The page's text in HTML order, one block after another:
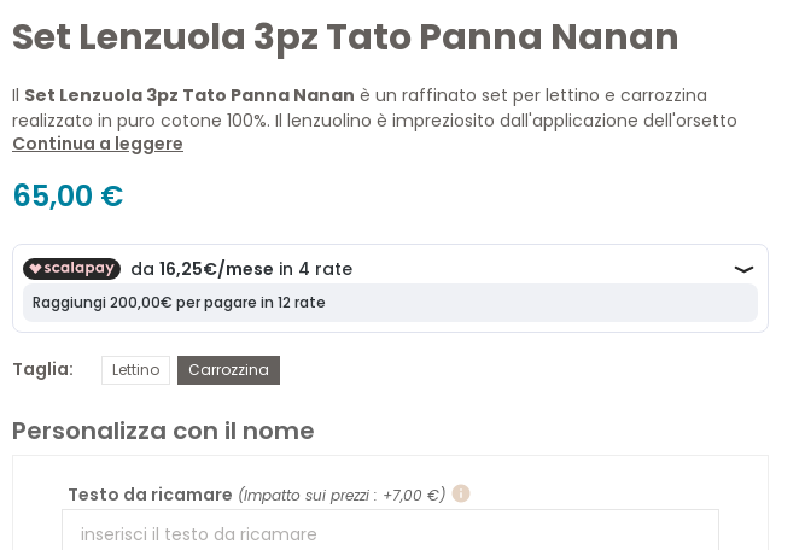
Set Lenzuola 3pz Tato Panna Nanan
Il Set Lenzuola 3pz Tato Panna Nanan è un raffinato set per lettino e carrozzina
realizzato in puro cotone 100%. Il lenzuolino è impreziosito dall'applicazione dell'orsetto
Tato e da una delicata balza rouche che dona eleganza e dolcezza alla cameretta.
Il set comprende:
Lenzuolo sopra
Lenzuolo sotto con angoli
Disponibile nelle misure:
Lettino
Continua a leggere
65,00 €
Taglia Lettino Carrozzina
Personalizza con il nome
Testo da ricamare (Impatto sui prezzi : +7,00 €) info